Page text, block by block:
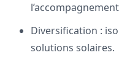
Diversification :
solutions solaires.